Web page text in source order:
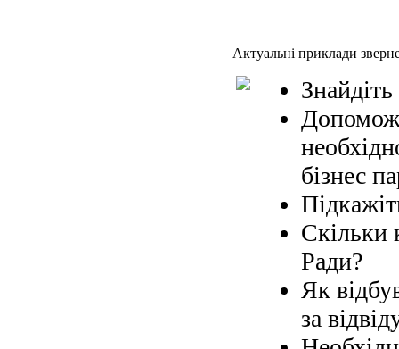
Актуальні приклади
бізнес
Скільки
Ради?
Як
за